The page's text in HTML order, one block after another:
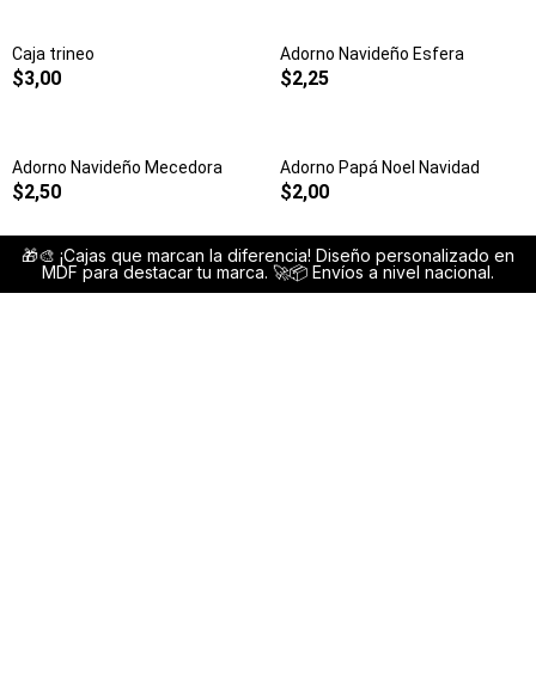
Caja trineo
$3,00
Adorno Navideño Esfera
$2,25
Adorno Navideño Mecedora
$2,50
Adorno Papá Noel Navidad
$2,00
🎁🎨 ¡Cajas que marcan la diferencia! Diseño personalizado en
MDF para destacar tu marca. 🚀📦 Envíos a nivel nacional.